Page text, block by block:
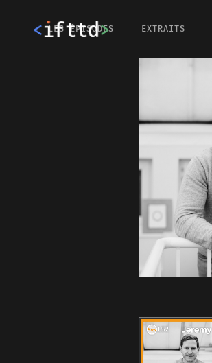
LES ÉPISODES EXTRAITS